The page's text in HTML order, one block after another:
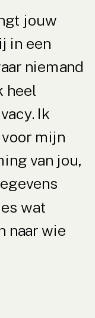
jouw
in een
niemand
heel
Ik
mijn
van jou,
wat
naar wie